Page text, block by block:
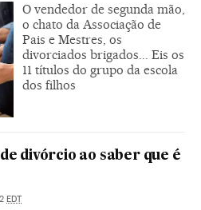
O vendedor de segunda mão,
o chato da Associação de
Pais e Mestres, os
divorciados brigados... Eis os
11 títulos do grupo da escola
dos filhos
divórcio ao saber que é
EDT